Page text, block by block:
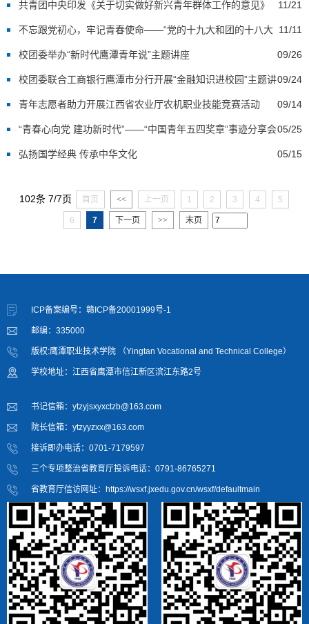
11/21
共青团中央印发《关于切实做好新兴青年群体工作的意见》
11/11
不忘跟党初心，牢记青春使命——“党的十九大和团的十八大
精神”主题团课开课了 09/26
校团委举办“新时代鹰潭青年说”主题讲座
09/24
校团委联合工商银行鹰潭市分行开展“金融知识进校园”主题讲
座 09/14
青年志愿者助力开展江西省农业厅农机职业技能竞赛活动
05/25
“青春心向党 建功新时代”——“中国青年五四奖章”事迹分享会
（鹰潭专场） 05/15
弘扬国学经典 传承中华文化
102条 7/7页 首页 << 上一页 1 2 3 4 5
6 7 下一页 >> 末页
ICP备案编号：赣ICP备20001999号-1
邮编：335000
版权:鹰潭职业技术学院 （Yingtan Vocational and Technical College）
学校地址：江西省鹰潭市信江新区滨江东路2号
书记信箱：ytzyjsxyxctzb@163.com
院长信箱：ytzyyzxx@163.com
接诉即办电话：0701-7179597
三个专项整治省教育厅投诉电话：0791-86765271
省教育厅信访网址：https://wsxf.jxedu.gov.cn/wsxf/defaultmain